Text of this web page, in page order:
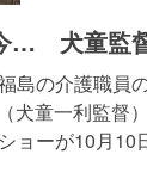
… 犬童監
島の介護職員
犬童一利監督
ョーが10月10